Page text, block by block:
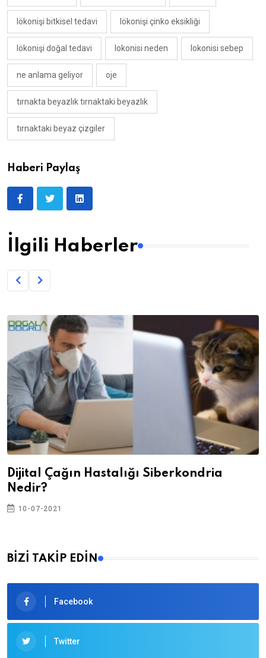
lökonişi bitkisel tedavi lökonişi çinko eksikliği
lökonişi doğal tedavi lokonisi neden lokonisi sebep
ne anlama geliyor oje
tırnakta beyazlık tırnaktaki beyazlık
tırnaktaki beyaz çizgiler
Haberi Paylaş
İlgili Haberler
Dijital Çağın Hastalığı Siberkondria
Nedir?
10-07-2021
BİZİ TAKİP EDİN
Facebook
Twitter